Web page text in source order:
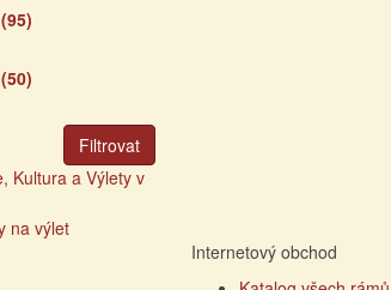
(95)
(50)
Filtrovat
Internetový obchod